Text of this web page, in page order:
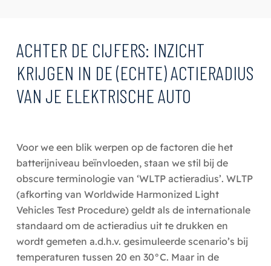
ACHTER DE CIJFERS: INZICHT
KRIJGEN IN DE (ECHTE) ACTIERADIUS
VAN JE ELEKTRISCHE AUTO
Voor we een blik werpen op de factoren die het
batterijniveau beïnvloeden, staan we stil bij de
obscure terminologie van ‘WLTP actieradius’. WLTP
(afkorting van Worldwide Harmonized Light
Vehicles Test Procedure) geldt als de internationale
standaard om de actieradius uit te drukken en
wordt gemeten a.d.h.v. gesimuleerde scenario’s bij
temperaturen tussen 20 en 30°C. Maar in de